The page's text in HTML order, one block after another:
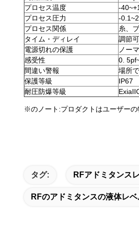
プロセス温度
-
プロセス圧力
-
プロセス関係
糸、
タイム・ディレイ
調節
電源切れの保護
ノー
感受性
0.
間違い警報
場所
保護等級
IP67
耐圧防爆等級
※のノート:プロダクトはユーザー
タグ: RFアドミタンス
RFのアドミタンスの液体レ